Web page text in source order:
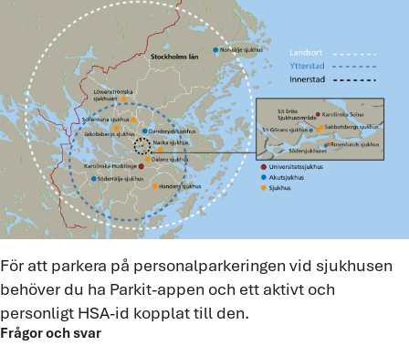
För att parkera på personalparkeringen vid sjukhusen
behöver du ha Parkit-appen och ett aktivt och
personligt HSA-id kopplat till den.
Frågor och svar